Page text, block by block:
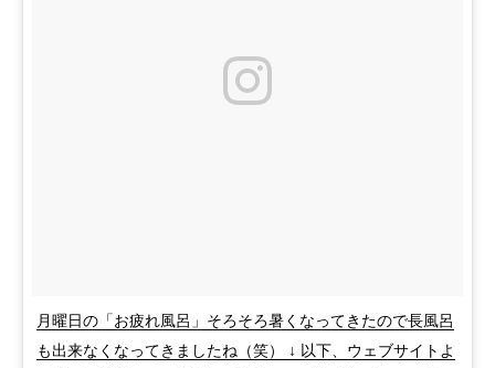
月曜日の「お疲れ風呂」そろそろ暑くなってきたので長風呂
も出来なくなってきましたね（笑） ↓ 以下、ウェブサイトよ